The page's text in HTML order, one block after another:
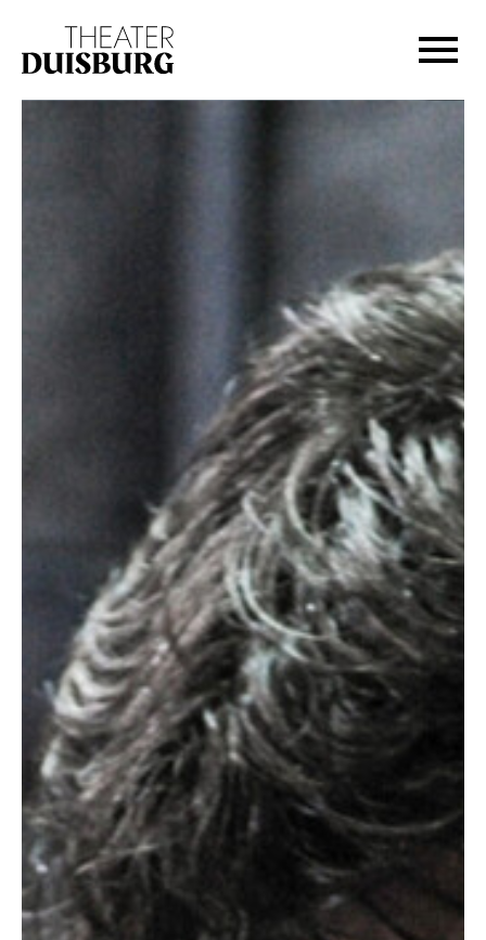
Zur Hauptnavigation springen
Zum Footer springen